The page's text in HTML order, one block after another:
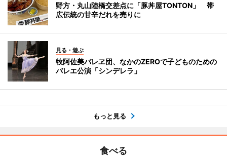
野方・丸山陸橋交差点に「豚丼屋TONTON」 帯
広伝統の甘辛だれを売りに
見る・遊ぶ
牧阿佐美バレヱ団、なかのZEROで子どものための
バレエ公演「シンデレラ」
もっと見る
食べる